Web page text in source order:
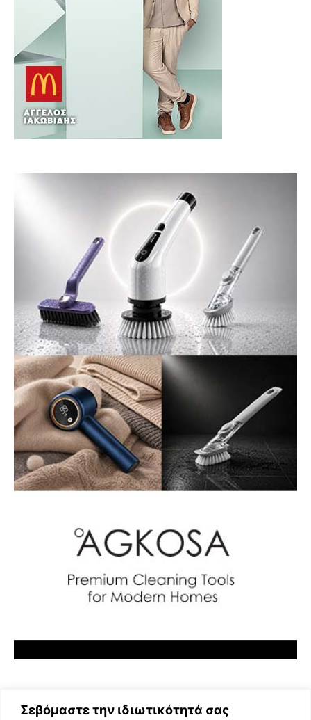
Σεβόμαστε την ιδιωτικότητά σας